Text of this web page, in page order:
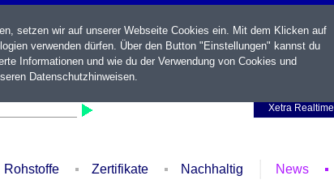
Xetra Realtime
Rohstoffe Zertifikate Nachhaltig News
setzen wir auf unserer Webseite Cookies ein. Mit dem Klicken auf
verwenden dürfen. Über den Button "Einstellungen" kannst du
Informationen und wie du der Verwendung von Cookies und
Datenschutzhinweisen.